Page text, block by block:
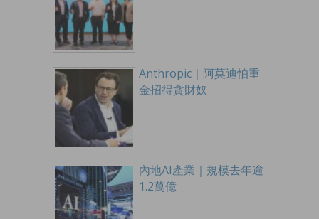
Anthropic｜阿莫迪怕重
金招得貪財奴
內地AI產業｜規模去年逾
1.2萬億